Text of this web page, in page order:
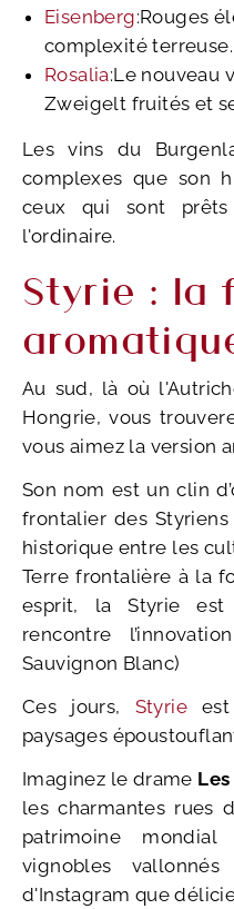
Eisenberg:Rouges
complexité terreuse.
Rosalia:Le nouveau
Zweigelt fruités et
Les vins du
complexes que son
ceux qui sont
l'ordinaire.
Styrie : la
Au sud, là où
Hongrie, vous
vous aimez la version
Son nom est un clin
frontalier des
historique entre les
Terre frontalière à la
esprit, la Styrie
rencontre
Sauvignon Blanc)
Ces jours, Styrie
paysages
Imaginez le drame
les charmantes rues
patrimoine
vignobles
d'Instagram que